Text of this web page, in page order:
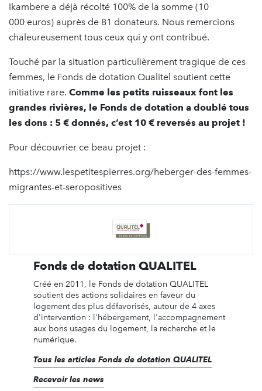
Ikambere a déjà récolté 100% de la somme (10
000 euros) auprès de 81 donateurs. Nous remercions
chaleureusement tous ceux qui y ont contribué.
Touché par la situation particulièrement tragique de ces
femmes, le Fonds de dotation Qualitel soutient cette
initiative rare. Comme les petits ruisseaux font les
grandes rivières, le Fonds de dotation a doublé tous
les dons : 5 € donnés, c’est 10 € reversés au projet !
Pour découvrier ce beau projet :
https://www.lespetitespierres.org/heberger-des-femmes-
migrantes-et-seropositives
Fonds de dotation QUALITEL
Créé en 2011, le Fonds de dotation QUALITEL
soutient des actions solidaires en faveur du
logement des plus défavorisés, autour de 4 axes
d'intervention : l'hébergement, l'accompagnement
aux bons usages du logement, la recherche et le
numérique.
Tous les articles Fonds de dotation QUALITEL
Recevoir les news